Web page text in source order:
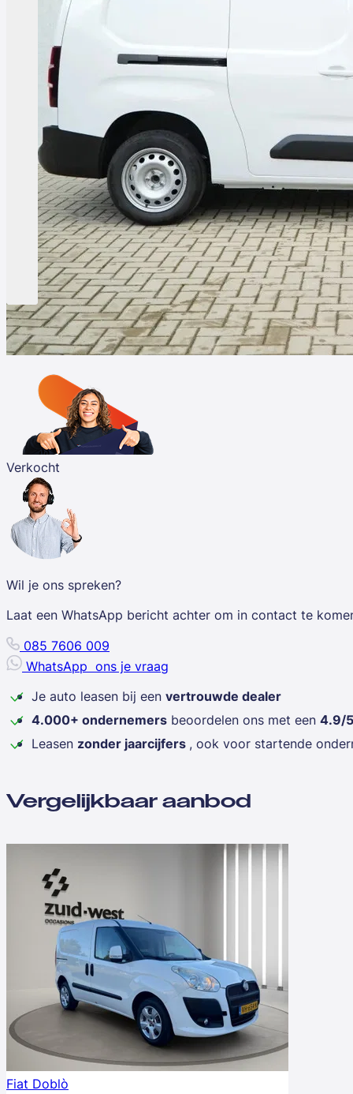
Verkocht
Wil je ons spreken?
Laat een WhatsApp bericht achter om in contact te
085 7606 009
WhatsApp ons je vraag
Je auto leasen bij een vertrouwde dealer
4.000+ ondernemers beoordelen ons met een 4.9/5
Leasen zonder jaarcijfers , ook voor startende
Vergelijkbaar aanbod
Fiat Doblò